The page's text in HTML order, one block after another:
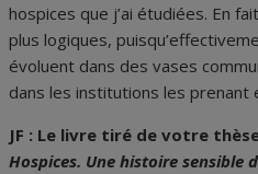
hospices que j’ai étudiées. En
plus logiques,
évoluent dans des vases
dans les institutions les prenant
JF : Le livre tiré de votre
Hospices. Une histoire sensible